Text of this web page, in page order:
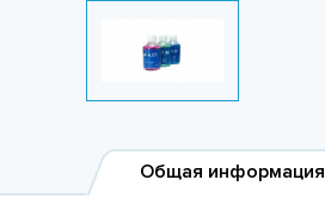
Общая информация